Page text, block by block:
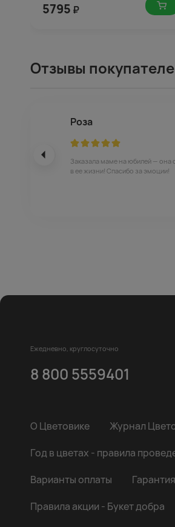
5795 ₽
Отзывы
Роза
Заказала маме на юбилей — она
в ее жизни! Спасибо за эмоции!
Ежедневно, круглосуточно
8 800 5559401
О Цветовике Журнал
Год в цветах - правила
Варианты оплаты
Правила акции - Букет добра